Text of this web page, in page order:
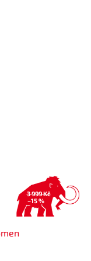
3 999 Kč
–15 %